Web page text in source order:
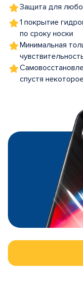
Защита для
1 покрытие
по сроку носки
Минимальная
спустя